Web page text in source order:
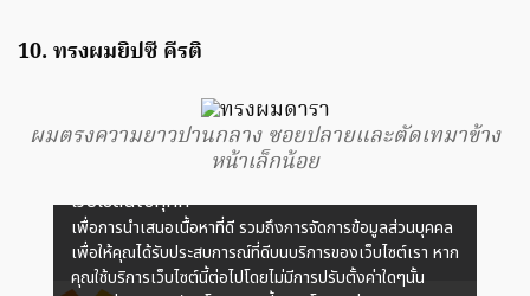
10. ทรงผมยิปซี คีรติ
ผมตรงความยาวปานกลาง ซอยปลายและตัดเทมาข้าง
หน้าเล็กน้อย